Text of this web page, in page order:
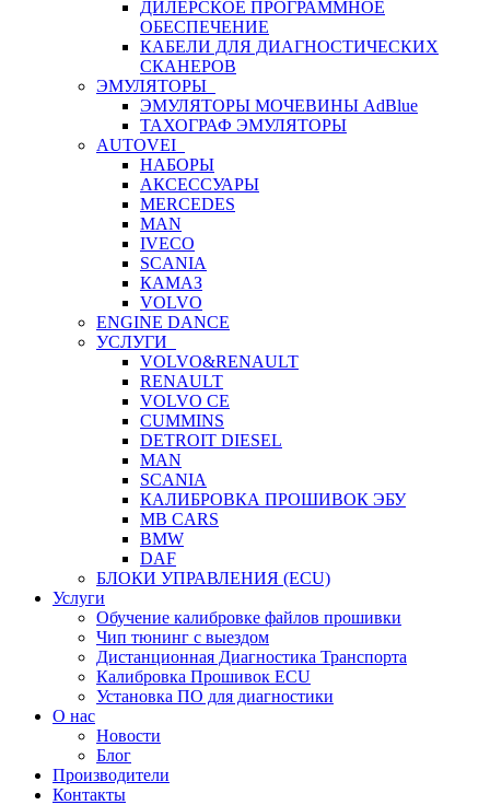
ДИЛЕРСКОЕ ПРОГРАММНОЕ
ОБЕСПЕЧЕНИЕ
КАБЕЛИ ДЛЯ ДИАГНОСТИЧЕСКИХ
СКАНЕРОВ
ЭМУЛЯТОРЫ
ЭМУЛЯТОРЫ МОЧЕВИНЫ АdBlue
ТАХОГРАФ ЭМУЛЯТОРЫ
AUTOVEI
НАБОРЫ
АКСЕССУАРЫ
MERCEDES
MAN
IVECO
SCANIA
КАМАЗ
VOLVO
ENGINE DANCE
УСЛУГИ
VOLVO&RENAULT
RENAULT
VOLVO CE
CUMMINS
DETROIT DIESEL
MAN
SCANIA
КАЛИБРОВКА ПРОШИВОК ЭБУ
MB CARS
BMW
DAF
БЛОКИ УПРАВЛЕНИЯ (ECU)
Услуги
Обучение калибровке файлов прошивки
Чип тюнинг с выездом
Дистанционная Диагностика Транспорта
Калибровка Прошивок ECU
Установка ПО для диагностики
О нас
Новости
Блог
Производители
Контакты